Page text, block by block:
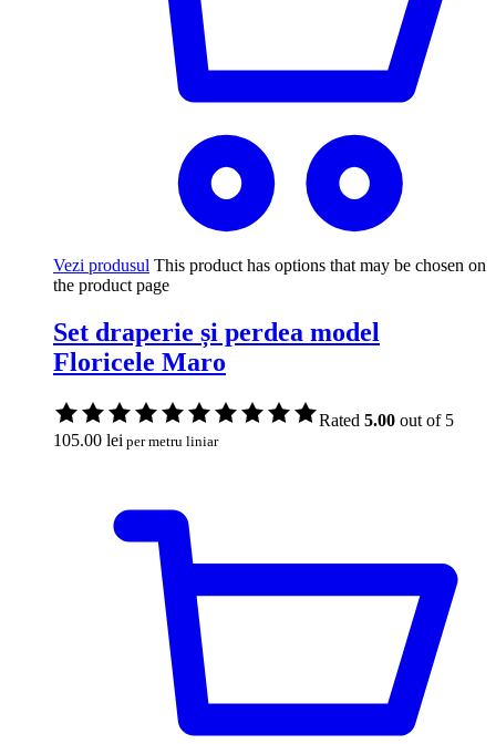
Vezi produsul This product has options that may be chosen on
the product page
Set draperie și perdea model
Floricele Maro
Rated 5.00 out of 5
105.00 lei per metru liniar